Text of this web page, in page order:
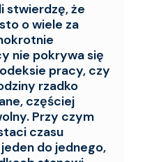
stwierdzę, że
o wiele za
nie pokrywa się
pracy, czy
rzadko
częściej
Przy czym
czasu
do jednego,